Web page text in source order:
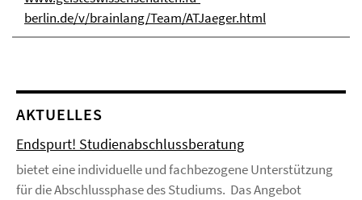
berlin.de/v/brainlang/Team/ATJaeger.html
AKTUELLES
Endspurt! Studienabschlussberatung
bietet eine individuelle und fachbezogene Unterstützung
für die Abschlussphase des Studiums. Das Angebot